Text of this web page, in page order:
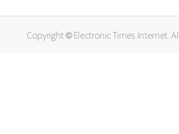
Copyright © Electronic Times Internet.